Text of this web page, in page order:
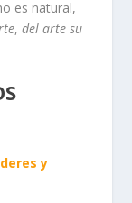
es natural,
,del arte su
y